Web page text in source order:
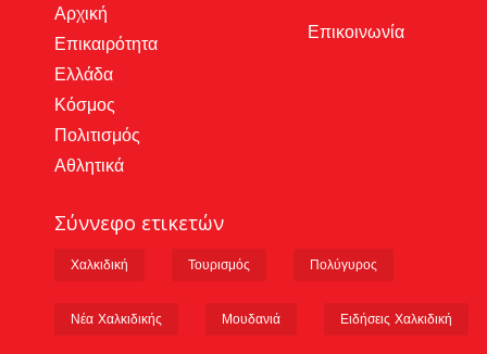
Αρχική
Επικαιρότητα
Ελλάδα
Κόσμος
Πολιτισμός
Αθλητικά
Επικοινωνία
Σύννεφο ετικετών
Χαλκιδική Τουρισμός Πολύγυρος
Νέα Χαλκιδικής Μουδανιά Ειδήσεις Χαλκιδική